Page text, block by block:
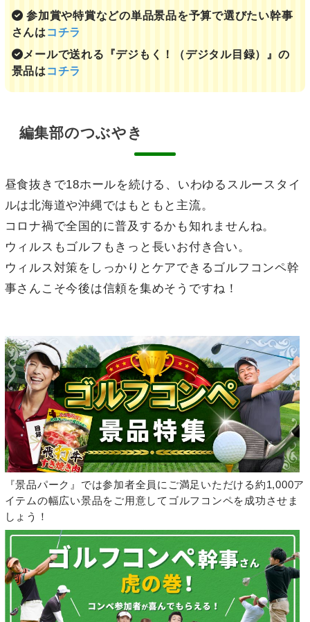
参加賞や特賞などの単品景品を予算で選びたい幹事
さんは コチラ
メールで送れる『デジもく！（デジタル目録）』の
景品は コチラ
編集部のつぶやき
昼食抜きで18ホールを続ける、いわゆるスルースタイ
ルは北海道や沖縄ではもともと主流。
コロナ禍で全国的に普及するかも知れませんね。
ウィルスもゴルフもきっと長いお付き合い。
ウィルス対策をしっかりとケアできるゴルフコンペ幹
事さんこそ今後は信頼を集めそうですね！
『景品パーク』では参加者全員にご満足いただける約1,000ア
イテムの幅広い景品をご用意してゴルフコンペを成功させま
しょう！